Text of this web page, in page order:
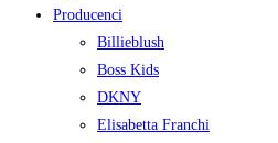
Producenci
Billieblush
Boss Kids
DKNY
Elisabetta Franchi